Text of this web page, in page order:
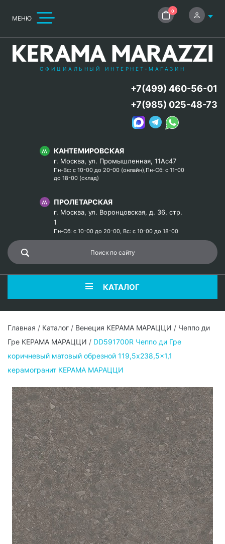
МЕНЮ
0
ОФИЦИАЛЬНЫЙ ИНТЕРНЕТ-МАГАЗИН
КАНТЕМИРОВСКАЯ
г. Москва, ул. Промышленная, 11Ас47
Пн-Вс: с 10-00 до 20-00 (онлайн),Пн-Сб: с 11-00
до 18-00 (склад)
ПРОЛЕТАРСКАЯ
г. Москва, ул. Воронцовская, д. 36, стр.
1
Пн-Сб: с 10-00 до 20-00, Вс: с 10-00 до 18-00
+7(499) 460-56-01
+7(985) 025-48-73
КАТАЛОГ
Главная / Каталог / Венеция КЕРАМА МАРАЦЦИ / Чеппо ди
Гре КЕРАМА МАРАЦЦИ / DD591700R Чеппо ди Гре
коричневый матовый обрезной 119,5x238,5x1,1
керамогранит КЕРАМА МАРАЦЦИ